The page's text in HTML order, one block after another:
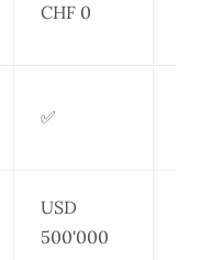
CHF 0
✅
USD
500'000